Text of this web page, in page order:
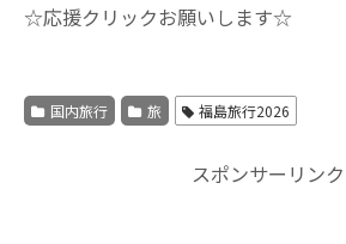
☆応援クリックお願いします☆
国内旅行 旅 福島旅行2026
スポンサーリンク